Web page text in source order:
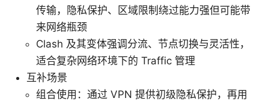
传输，隐私保护、区域限制绕过能力强但可能带
来网络瓶颈
Clash 及其变体强调分流、节点切换与灵活性，
适合复杂网络环境下的 Traffic 管理
互补场景
组合使用：通过 VPN 提供初级隐私保护，再用